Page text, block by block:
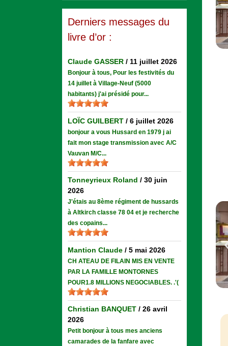
Derniers messages du
livre d’or :
Claude GASSER / 11 juillet 2026
Bonjour à tous, Pour les festivités du
14 juillet à Village-Neuf (5000
habitants) j'ai présidé pour...
LOÏC GUILBERT /6 juillet 2026
bonjour a vous Hussard en 1979 j ai
fait mon stage transmission avec A/C
Vauvan M/C...
Tonneyrieux Roland /30 juin
2026
J'étais au 8ème régiment de hussards
à Altkirch classe 78 04 et je recherche
des copains...
Mantion Claude /5 mai 2026
CH ATEAU DE FILAIN MIS EN VENTE
PAR LA FAMILLE MONTORNES
POUR1.8 MILLIONS NEGOCIABLES. .'(
Christian BANQUET /26 avril
2026
Petit bonjour à tous mes anciens
camarades de la fanfare avec